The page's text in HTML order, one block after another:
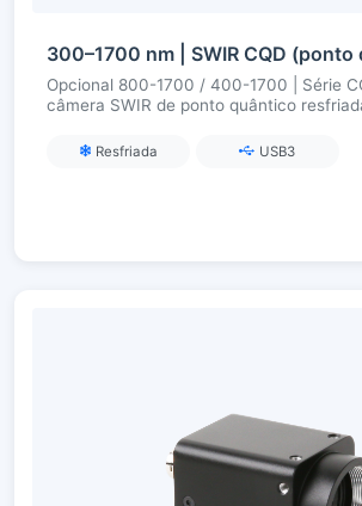
Opcional 800-1700 / 400-1700 | Série
câmera SWIR de ponto quântico
Resfriada USB3